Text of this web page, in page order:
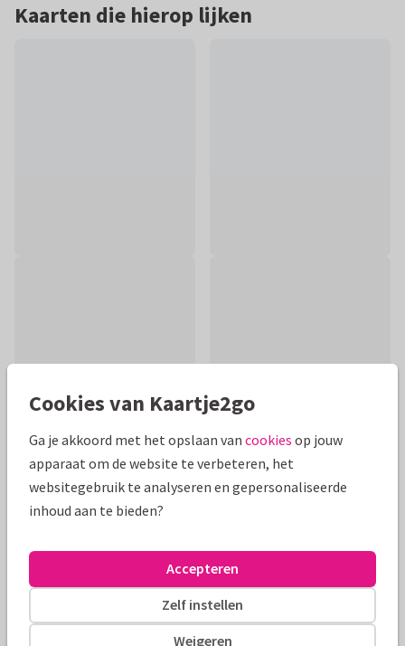
Kaarten die hierop lijken
Productinformatie
verloofd is! Met de tekst 'veel geluk samen', abstracte
vormen en kleine elementjes.
Alle kaarten zijn helemaal naar wens aan te passen
Cookies van Kaartje2go
Ga je akkoord met het opslaan van cookies op jouw
apparaat om de website te verbeteren, het
websitegebruik te analyseren en gepersonaliseerde
inhoud aan te bieden?
Weigeren
Zelf instellen
Accepteren